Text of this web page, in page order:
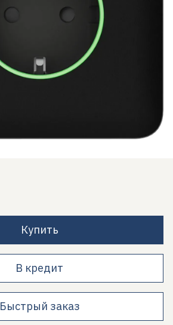
Купить
В кредит
Быстрый заказ